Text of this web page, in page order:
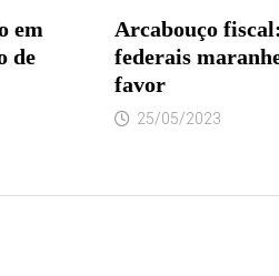
em
de
Arcabouço
federais
favor
25/05/2023